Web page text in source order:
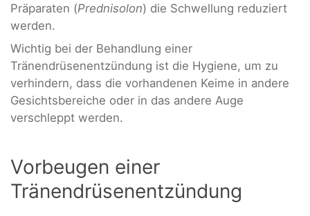
Präparaten (Prednisolon) die Schwellung reduziert
werden.
Wichtig bei der Behandlung einer
Tränendrüsenentzündung ist die Hygiene, um zu
verhindern, dass die vorhandenen Keime in andere
Gesichtsbereiche oder in das andere Auge
verschleppt werden.
Vorbeugen einer
Tränendrüsenentzündung